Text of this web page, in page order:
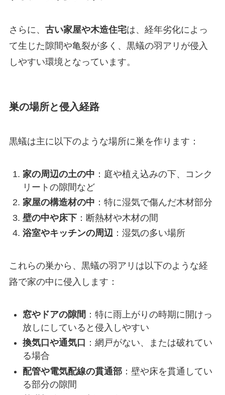
さらに、 古い家屋や木造住宅は、経年劣化によっ
て生じた隙間や亀裂が多く、黒蟻の羽アリが侵入
しやすい環境となっています。
巣の場所と侵入経路
黒蟻は主に以下のような場所に巣を作ります：
家の周辺の土の中 ：庭や植え込みの下、コンク
リートの隙間など
家屋の構造材の中 ：特に湿気で傷んだ木材部分
壁の中や床下：断熱材や木材の間
浴室やキッチンの周辺：湿気の多い場所
これらの巣から、黒蟻の羽アリは以下のような経
路で家の中に侵入します：
窓やドアの隙間 ：特に雨上がりの時期に開けっ
放しにしていると侵入しやすい
換気口や通気口 ：網戸がない、または破れてい
る場合
配管や電気配線の貫通部：壁や床を貫通してい
る部分の隙間